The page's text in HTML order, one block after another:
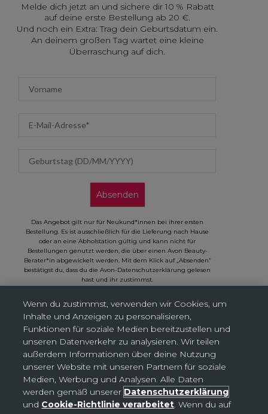
Melde dich jetzt an und sichere dir 10 % Rabatt
auf deine erste Bestellung ab 20 €.
Und noch ein Extra: Trag dein Geburtsdatum ein.
An deinem großen Tag wartet eine kleine
Überraschung auf dich.
Absenden
Das Angebot gilt nur für Neukund*innen bei ihrer ersten
Bestellung. Es ist ausschließlich für die Lieferung nach Hause
oder an eine Abholstation gültig und kann nicht für
Bestellungen genutzt werden, die über einen Avon Beauty-
Berater*in abgewickelt werden. Mit dem Klick auf „Absenden“
bestätigst du, dass du die Avon-Datenschutzerklärung gelesen
hast und ihr zustimmst.
Cookies-Einstellungen
Deutschland (EUR €)
Land
Bosnien und Herzegowina (BAM КМ)
Wenn du zustimmst, verwenden wir Cookies, um
Inhalte und Anzeigen zu personalisieren,
Funktionen für soziale Medien bereitzustellen und
unseren Datenverkehr zu analysieren. Wir teilen
außerdem Informationen über deine Nutzung
unserer Website mit unseren Partnern für soziale
Medien, Werbung und Analysen. Alle Daten
werden gemäß unserer Datenschutzerklärung
und Cookie-Richtlinie verarbeitet. Wenn du auf